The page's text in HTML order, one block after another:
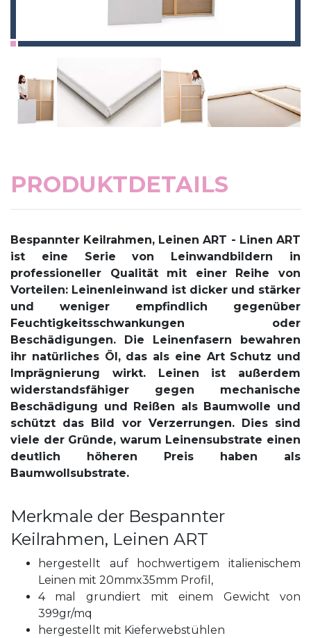
PRODUKTDETAILS
Bespannter Keilrahmen, Leinen ART - Linen ART
ist eine Serie von Leinwandbildern in
professioneller Qualität mit einer Reihe von
Vorteilen: Leinenleinwand ist dicker und stärker
und weniger empfindlich gegenüber
Feuchtigkeitsschwankungen oder
Beschädigungen. Die Leinenfasern bewahren
ihr natürliches Öl, das als eine Art Schutz und
Imprägnierung wirkt. Leinen ist außerdem
widerstandsfähiger gegen mechanische
Beschädigung und Reißen als Baumwolle und
schützt das Bild vor Verzerrungen. Dies sind
viele der Gründe, warum Leinensubstrate einen
deutlich höheren Preis haben als
Baumwollsubstrate.
Merkmale der Bespannter
Keilrahmen, Leinen ART
hergestellt auf hochwertigem italienischem
Leinen mit 20mmx35mm Profil,
4 mal grundiert mit einem Gewicht von
399gr/mq
hergestellt mit Kieferwebstühlen